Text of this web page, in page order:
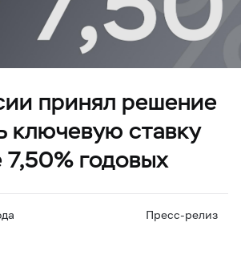
принял решение
ключевую ставку
7,50% годовых
Пресс-релиз